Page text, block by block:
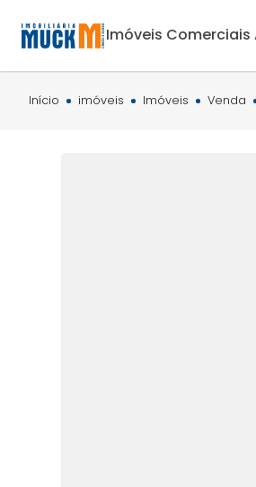
Imóveis Comerciais
Início imóveis Imóveis Venda